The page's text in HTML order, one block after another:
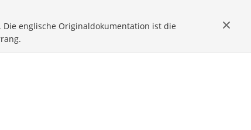
englische Originaldokumentation ist die